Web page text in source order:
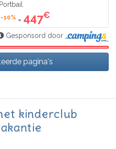
Portbail
-10% = 447€
Gesponsord door
pagina's
kinderclub